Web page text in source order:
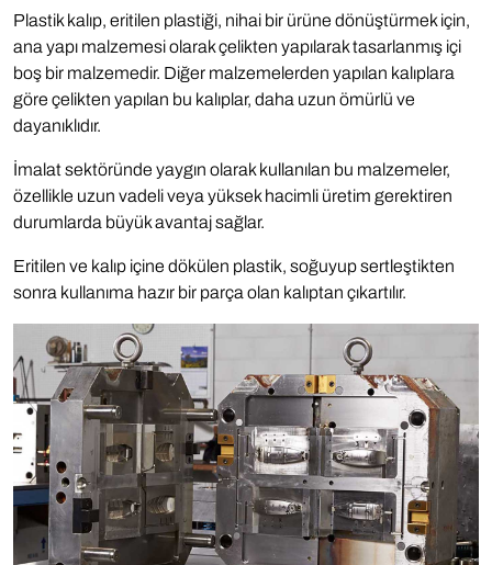
Plastik kalıp, eritilen plastiği, nihai bir ürüne dönüştürmek için,
ana yapı malzemesi olarak çelikten yapılarak tasarlanmış içi
boş bir malzemedir. Diğer malzemelerden yapılan kalıplara
göre çelikten yapılan bu kalıplar, daha uzun ömürlü ve
dayanıklıdır.
İmalat sektöründe yaygın olarak kullanılan bu malzemeler,
özellikle uzun vadeli veya yüksek hacimli üretim gerektiren
durumlarda büyük avantaj sağlar.
Eritilen ve kalıp içine dökülen plastik, soğuyup sertleştikten
sonra kullanıma hazır bir parça olan kalıptan çıkartılır.